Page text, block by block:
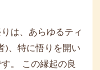
は、あらゆるティ
、 特に悟りを開い
。 この縁起の良